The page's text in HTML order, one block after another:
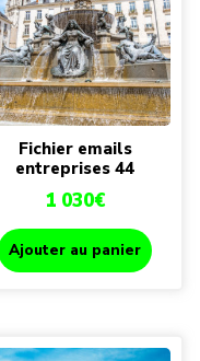
Fichier emails
entreprises 44
1 030€
Ajouter au panier